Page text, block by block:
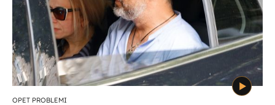
OPET PROBLEMI